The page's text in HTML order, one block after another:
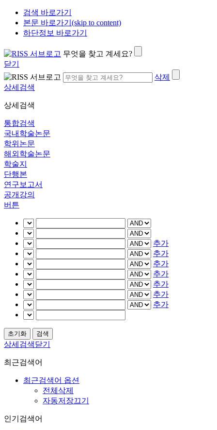
검색 바로가기
본문 바로가기(skip to content)
하단정보 바로가기
무엇을 찾고 계세요?
닫기
삭제
상세검색
상세검색
통합검색
국내학술논문
학위논문
해외학술논문
학술지
단행본
연구보고서
공개강의
버튼
추가
추가
추가
추가
추가
추가
추가
상세검색닫기
최근검색어
최근검색어 옵션
전체삭제
자동저장끄기
인기검색어